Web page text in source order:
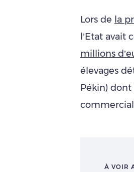
Lors de la
l’Etat
millions
élevages
Pékin) dont
À VOIR